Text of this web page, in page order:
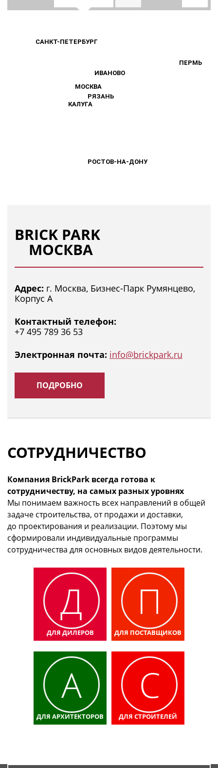
МОСКВА
САНКТ-ПЕТЕРБУРГ
ИВАНОВО
КАЛУГА
ПЕРМЬ
РОСТОВ-НА-ДОНУ
РЯЗАНЬ
МОСКВА
САНКТ-ПЕТЕРБУРГ
ИВАНОВО
КАЛУГА
ПЕРМЬ
РОСТОВ-НА-ДОНУ
РЯЗАНЬ
BRICK PARK
МОСКВА
Адрес: г. Москва, Бизнес-Парк Румянцево,
Корпус А
Контактный телефон:
+7 495 789 36 53
Электронная почта: info@brickpark.ru
ПОДРОБНО
СОТРУДНИЧЕСТВО
Компания BrickPark всегда готова к
сотрудничеству, на самых разных уровнях
Мы понимаем важность всех направлений в общей
задаче строительства, от продажи и доставки,
до проектирования и реализации. Поэтому мы
сформировали индивидуальные программы
сотрудничества для основных видов деятельности.
ДЛЯ ДИЛЕРОВ
Д
ДЛЯ ПОСТАВЩИКОВ
П
ДЛЯ АРХИТЕКТОРОВ
А
ДЛЯ СТРОИТЕЛЕЙ
С